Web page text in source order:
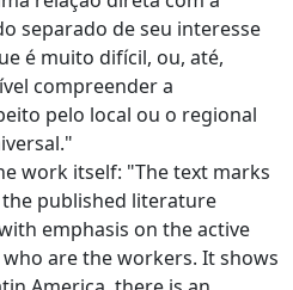
separado de seu interesse
é muito difícil, ou, até,
compreender a
pelo local ou o regional
work itself: "The text marks
published literature
emphasis on the active
are the workers. It shows